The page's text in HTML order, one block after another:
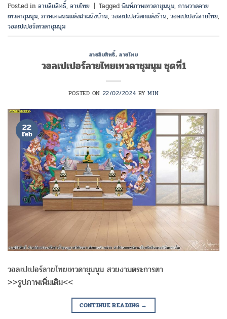
Posted in ลายลิขสิทธิ์, ลายไทย | Taggedพิมพ์ภาพเทวดาชุมนุม, ภาพวาดลาย
เทวดาชุมนุม, ภาพเทพนมแต่งฝาผนังบ้าน, วอลเปเปอร์ตกแต่งร้าน, วอลเปเปอร์ลายไทย,
วอลเปเปอร์เทวดาชุมนุม
ลายลิขสิทธิ์,ลายไทย
วอลเปเปอร์ลายไทยเทวดาชุมนุม ชุดที่1
POSTED ON 22/02/2024 BYMIN
22
Feb
วอลเปเปอร์ลายไทยเทวดาชุมนุม สวยงามตระการตา
>>รูปภาพเพิ่มเติม<<
CONTINUE READING →